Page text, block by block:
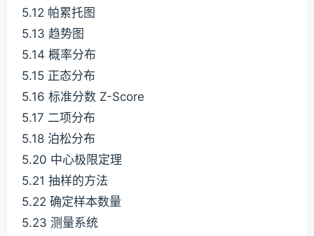
5.12 帕累托图
5.13 趋势图
5.14 概率分布
5.15 正态分布
5.16 标准分数 Z-Score
5.17 二项分布
5.18 泊松分布
5.20 中心极限定理
5.21 抽样的方法
5.22 确定样本数量
5.23 测量系统